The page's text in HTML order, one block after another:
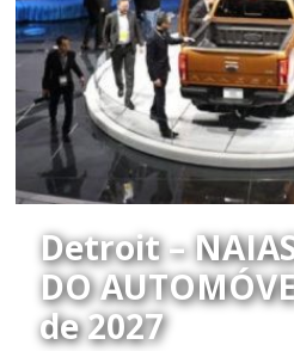
Detroit –
DO
de 2027